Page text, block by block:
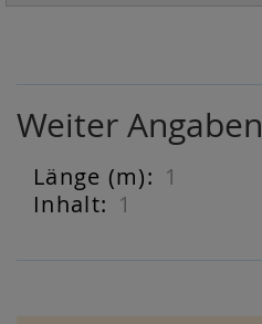
Weiter Angaben
Weiter
Angaben
1
1